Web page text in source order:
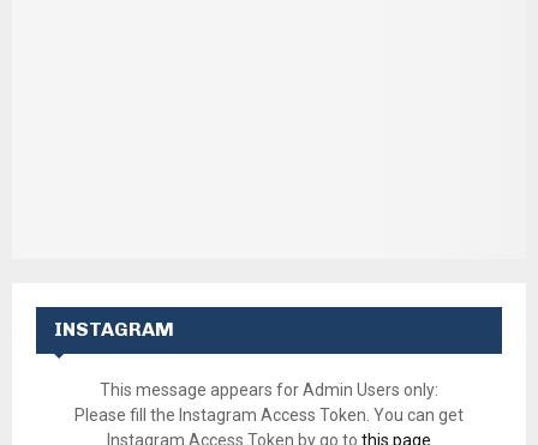
INSTAGRAM
This message appears for Admin Users only:
Please fill the Instagram Access Token. You can get
Instagram Access Token by go to this page